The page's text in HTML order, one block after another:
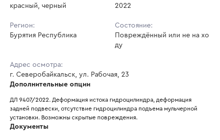
красный, черный
2022
Регион:
Бурятия Республика
Состояние:
Повреждённый или не на хо
ду
Адрес осмотра:
г. Северобайкальск, ул. Рабочая, 23
Дополнительные опции
ДЛ 9407/2022. Деформация истока гидроцилиндра, деформация
задней подвески, отсутствие гидроцилиндра подъема мульчерной
установки. Возможны скрытые повреждения.
Документы